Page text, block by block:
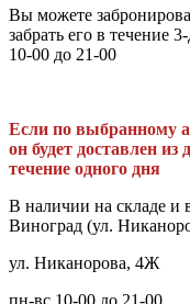
Вы можете
забрать его в течение
10-00 до 21-00
Если по выбранному
он будет доставлен из
течение одного дня
В наличии на складе и
Виноград (ул.
ул. Никанорова, 4Ж
пн-вс 10-00 до 21-00